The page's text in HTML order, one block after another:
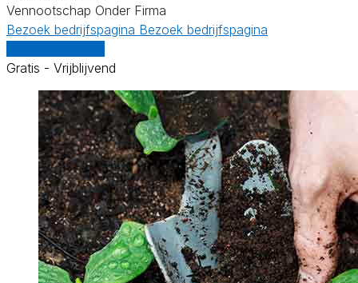
Vennootschap Onder Firma
Bezoek bedrijfspagina Bezoek bedrijfspagina
Gratis - Vrijblijvend